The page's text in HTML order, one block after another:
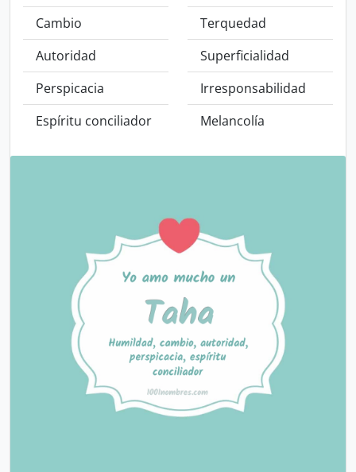
Cambio
Autoridad
Perspicacia
Espíritu conciliador
Terquedad
Superficialidad
Irresponsabilidad
Melancolía